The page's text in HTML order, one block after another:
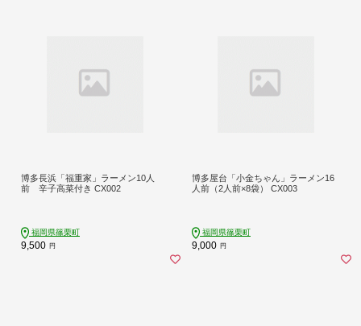
博多長浜「福重家」ラーメン10人
前 辛子高菜付き CX002
福岡県篠栗町
9,500 円
博多屋台「小金ちゃん」ラーメン16
人前（2人前×8袋） CX003
福岡県篠栗町
9,000 円